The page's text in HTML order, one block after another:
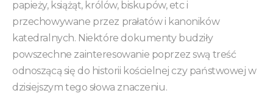
papieży, książąt, królów, biskupów, etc i
przechowywane przez prałatów i kanoników
katedralnych. Niektóre dokumenty budziły
powszechne zainteresowanie poprzez swą treść
odnoszącą się do historii kościelnej czy państwowej w
dzisiejszym tego słowa znaczeniu.